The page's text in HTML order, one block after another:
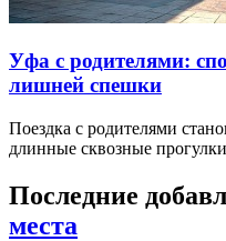
Уфа с родителями:
лишней спешки
Поездка с родителями
длинные сквозные
Последние
места